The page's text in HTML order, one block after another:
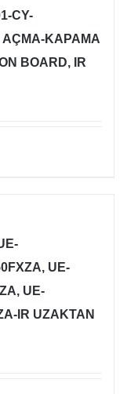
CY-
AÇMA-KAPAMA
BOARD, IR
UE-
UE-
IR UZAKTAN